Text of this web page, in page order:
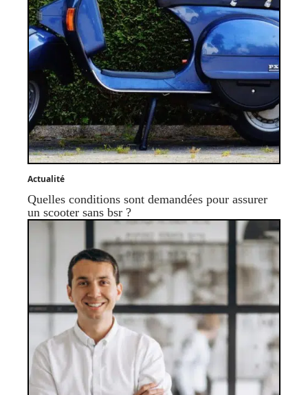
Actualité
Quelles conditions sont demandées pour assurer
un scooter sans bsr ?